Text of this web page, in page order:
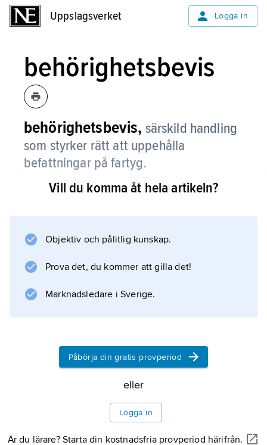
Uppslagsverket Logga in
behörighetsbevis
behörighetsbevis, särskild handling
som styrker rätt att uppehålla
befattningar på fartyg.
Post- och telestyrelsen utfärdar bevis för
fem år varefter det krävs förlängning.
samt tillräcklig syn och hörsel är krav för
bevis. Svenskt bevis är genom konventioner
internationellt användbart.
Information om artikeln
Vill du komma åt hela artikeln?
Objektiv och pålitlig kunskap.
Prova det, du kommer att gilla det!
Marknadsledare i Sverige.
Påbörja din gratis provperiod
eller
Logga in
Är du lärare? Starta din kostnadsfria provperiod härifrån.